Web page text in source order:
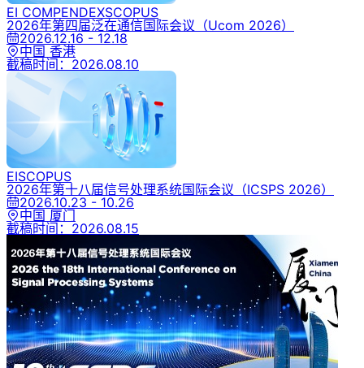
EI COMPENDEXSCOPUS
2026年第四届泛在通信国际会议 （Ucom 2026）
2026.12.16 - 12.18
中国 香港
截稿时间： 2026.08.10
EISCOPUS
2026年第十八届信号处理系统国际会议 （ICSPS 2026）
2026.10.23 - 10.26
中国 厦门
截稿时间： 2026.08.15